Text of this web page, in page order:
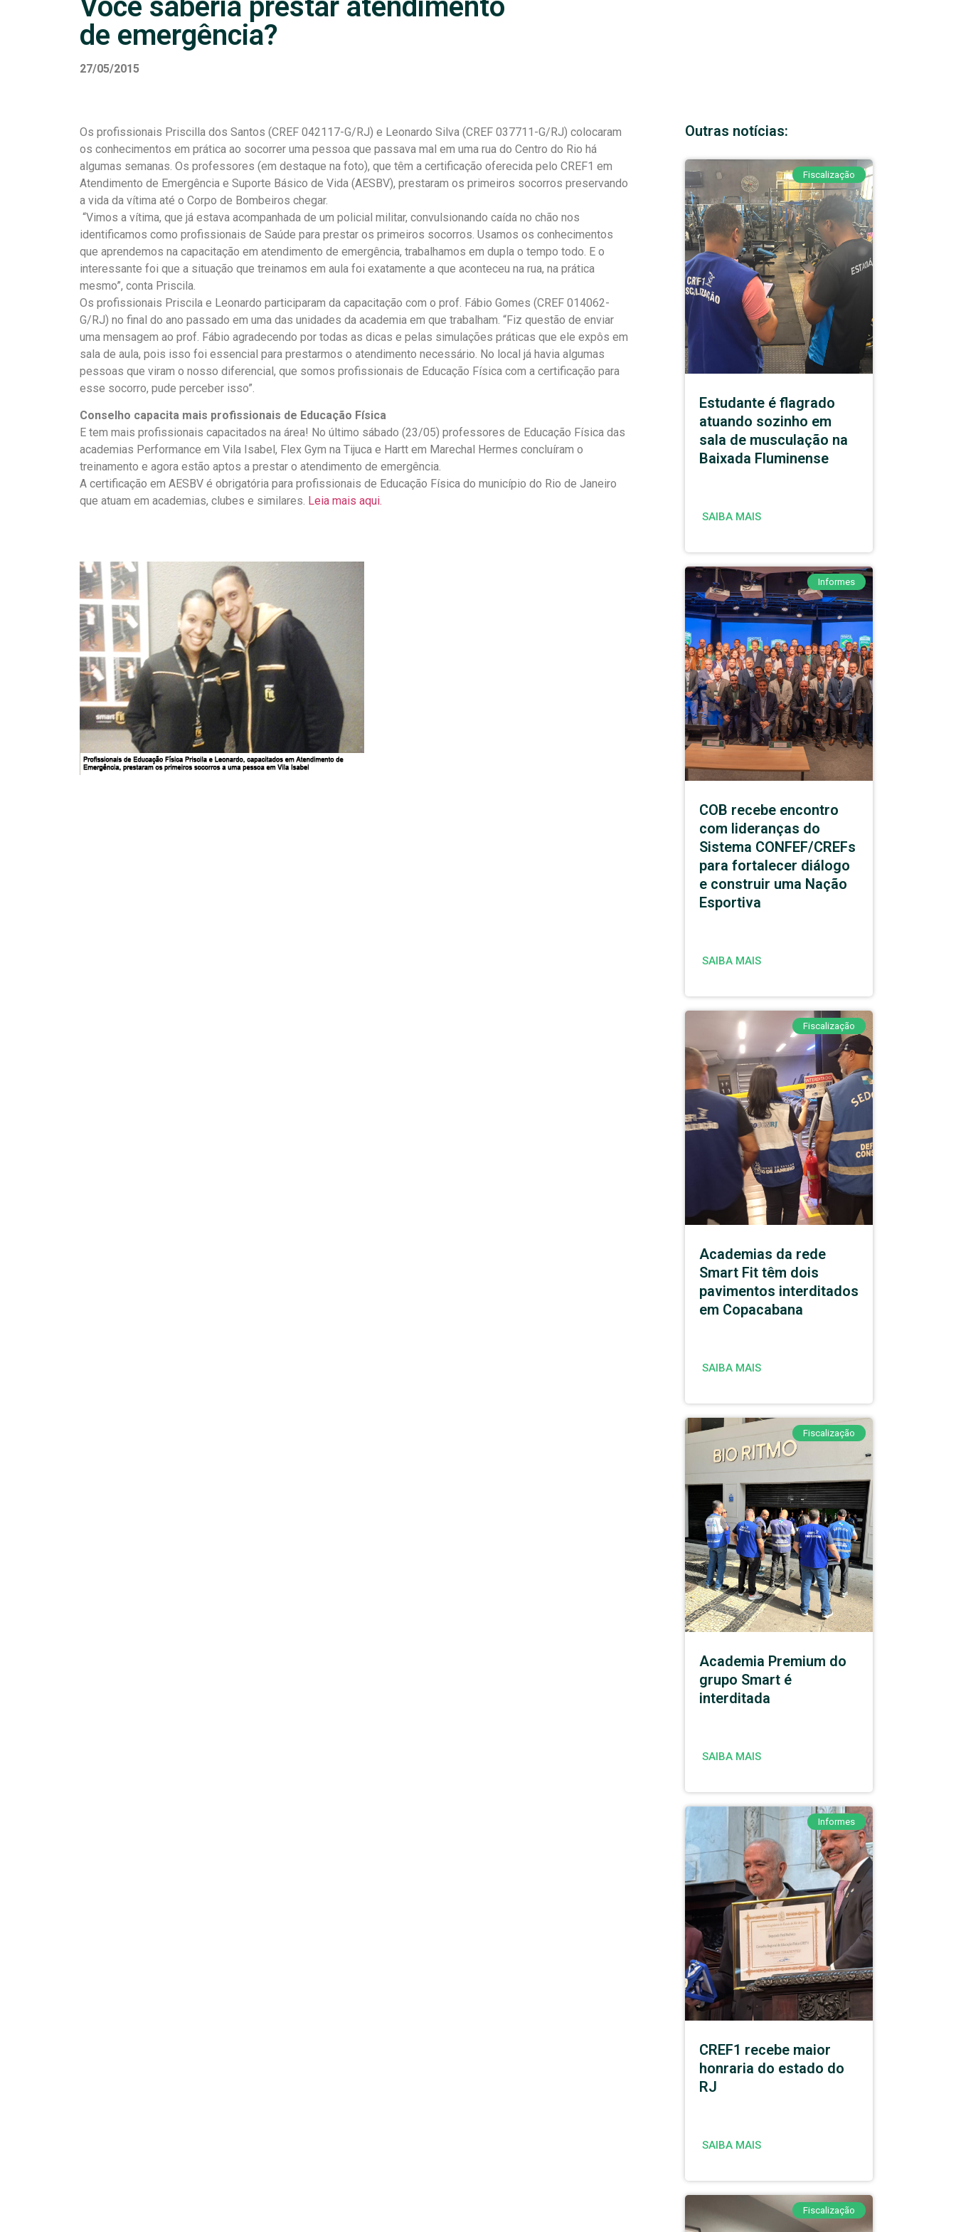
Você saberia prestar atendimento
de emergência?
27/05/2015
Os profissionais Priscilla dos Santos (CREF 042117-G/RJ) e Leonardo Silva (CREF 037711-G/RJ) colocaram
os conhecimentos em prática ao socorrer uma pessoa que passava mal em uma rua do Centro do Rio há
algumas semanas. Os professores (em destaque na foto), que têm a certificação oferecida pelo CREF1 em
Atendimento de Emergência e Suporte Básico de Vida (AESBV), prestaram os primeiros socorros preservando
a vida da vítima até o Corpo de Bombeiros chegar.
“Vimos a vítima, que já estava acompanhada de um policial militar, convulsionando caída no chão nos
identificamos como profissionais de Saúde para prestar os primeiros socorros. Usamos os conhecimentos
que aprendemos na capacitação em atendimento de emergência, trabalhamos em dupla o tempo todo. E o
interessante foi que a situação que treinamos em aula foi exatamente a que aconteceu na rua, na prática
mesmo”, conta Priscila.
Os profissionais Priscila e Leonardo participaram da capacitação com o prof. Fábio Gomes (CREF 014062-
G/RJ) no final do ano passado em uma das unidades da academia em que trabalham. “Fiz questão de enviar
uma mensagem ao prof. Fábio agradecendo por todas as dicas e pelas simulações práticas que ele expôs em
sala de aula, pois isso foi essencial para prestarmos o atendimento necessário. No local já havia algumas
pessoas que viram o nosso diferencial, que somos profissionais de Educação Física com a certificação para
esse socorro, pude perceber isso”.
Conselho capacita mais profissionais de Educação Física
E tem mais profissionais capacitados na área! No último sábado (23/05) professores de Educação Física das
academias Performance em Vila Isabel, Flex Gym na Tijuca e Hartt em Marechal Hermes concluíram o
treinamento e agora estão aptos a prestar o atendimento de emergência.
A certificação em AESBV é obrigatória para profissionais de Educação Física do município do Rio de Janeiro
que atuam em academias, clubes e similares. Leia mais aqui.
Outras notícias:
Fiscalização
Estudante é flagrado
atuando sozinho em
sala de musculação na
Baixada Fluminense
SAIBA MAIS
Informes
COB recebe encontro
com lideranças do
Sistema CONFEF/CREFs
para fortalecer diálogo
e construir uma Nação
Esportiva
SAIBA MAIS
Fiscalização
Academias da rede
Smart Fit têm dois
pavimentos interditados
em Copacabana
SAIBA MAIS
Fiscalização
Academia Premium do
grupo Smart é
interditada
SAIBA MAIS
Informes
CREF1 recebe maior
honraria do estado do
RJ
SAIBA MAIS
Fiscalização